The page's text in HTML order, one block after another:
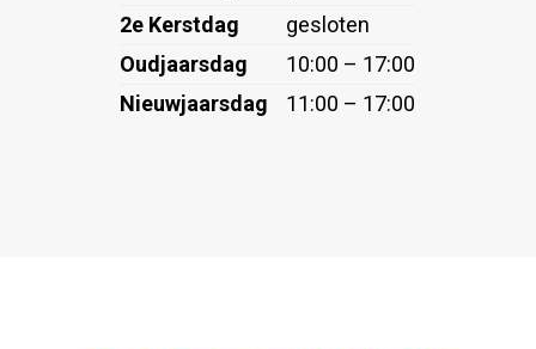
2e Kerstdag
gesloten
Oudjaarsdag
10:00 – 17:00
Nieuwjaarsdag
11:00 – 17:00